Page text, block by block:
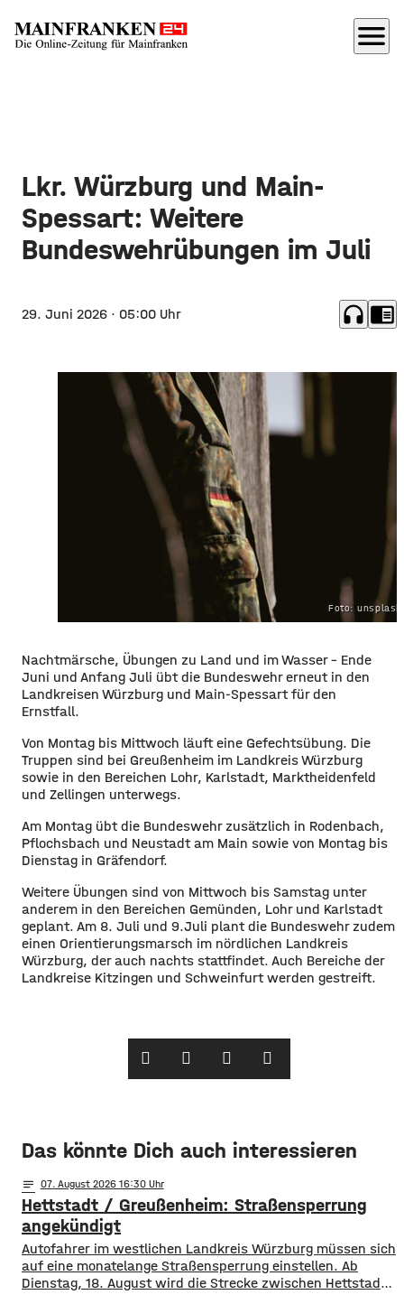
menu
Lkr. Würzburg und Main-
Spessart: Weitere
Bundeswehrübungen im Juli
29. Juni 2026 · 05:00 Uhr headphones chrome_reader_mode
Foto:
Nachtmärsche, Übungen zu Land und im Wasser – Ende
Juni und Anfang Juli übt die Bundeswehr erneut in den
Landkreisen Würzburg und Main-Spessart für den
Ernstfall.
Von Montag bis Mittwoch läuft eine Gefechtsübung. Die
Truppen sind bei Greußenheim im Landkreis Würzburg
sowie in den Bereichen Lohr, Karlstadt, Marktheidenfeld
und Zellingen unterwegs.
Am Montag übt die Bundeswehr zusätzlich in Rodenbach,
Pflochsbach und Neustadt am Main sowie von Montag bis
Dienstag in Gräfendorf.
Weitere Übungen sind von Mittwoch bis Samstag unter
anderem in den Bereichen Gemünden, Lohr und Karlstadt
geplant. Am 8. Juli und 9.Juli plant die Bundeswehr zudem
einen Orientierungsmarsch im nördlichen Landkreis
Würzburg, der auch nachts stattfindet. Auch Bereiche der
Landkreise Kitzingen und Schweinfurt werden gestreift.
Das könnte Dich auch interessieren
notes 07. August 2026 16:30
Hettstadt / Greußenheim: Straßensperrung
angekündigt
Autofahrer im westlichen Landkreis Würzburg müssen sich
auf eine monatelange Straßensperrung einstellen. Ab
Dienstag, 18. August wird die Strecke zwischen Hettstadt